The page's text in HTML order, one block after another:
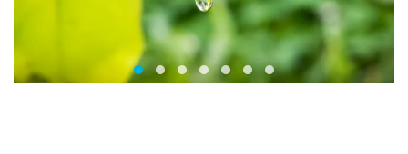
Consorzi irrigui e di miglioramento
Comifo Trentino
Consorzi Irrigui e di
La Federazione dei Consorzi
Consorzi Irrigui e di
Consorzi irrigui e di
Consorzi Irrigui e